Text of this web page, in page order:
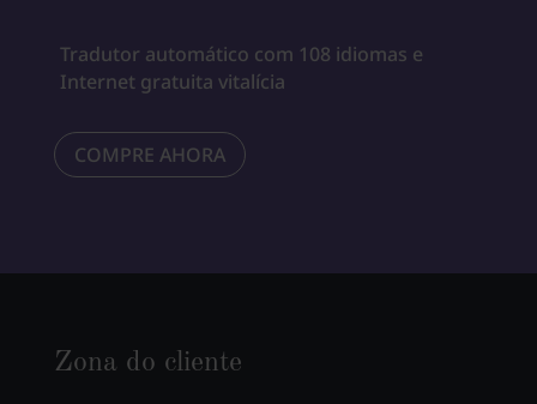
Tradutor automático com 108 idiomas e
Internet gratuita vitalícia
COMPRE AHORA
Zona do cliente